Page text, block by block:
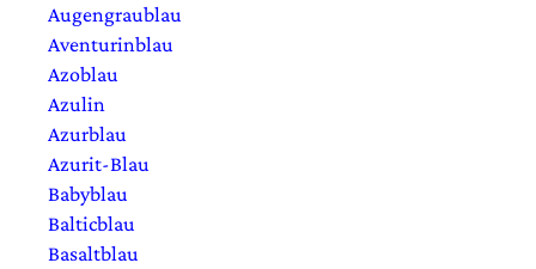
Augengraublau
Aventurinblau
Azoblau
Azulin
Azurblau
Azurit-Blau
Babyblau
Balticblau
Basaltblau